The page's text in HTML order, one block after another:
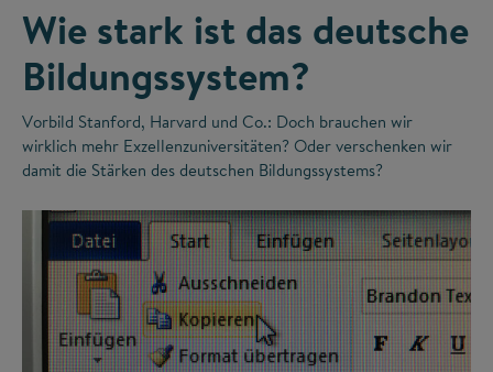
Wie stark ist das deutsche
Bildungssystem?
Vorbild Stanford, Harvard und Co.: Doch brauchen wir
wirklich mehr Exzellenzuniversitäten? Oder verschenken wir
damit die Stärken des deutschen Bildungssystems?